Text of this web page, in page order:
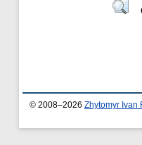
© 2008–2026 Zhytomyr Ivan